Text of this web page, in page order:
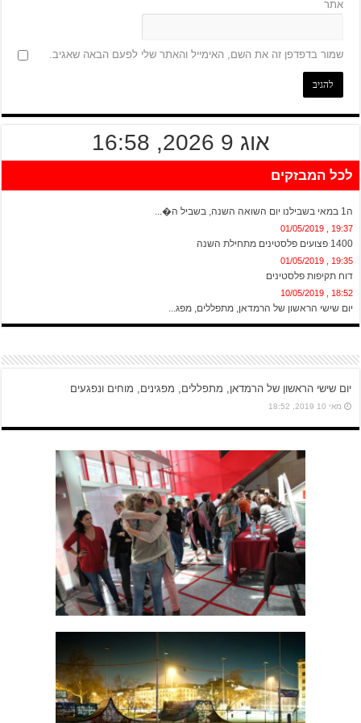
אתר
שמור בדפדפן זה את השם, האימייל והאתר שלי לפעם הבאה שאגיב.
אוג 9 2026, 16:58
לכל המבזקים
ה1 במאי בשבילנו יום השואה השנה, בשביל ה�...
19:37 , 01/05/2019
1400 פצועים פלסטינים מתחילת השנה
19:35 , 01/05/2019
דוח תקיפות פלסטינים
18:52 , 10/05/2019
יום שישי הראשון של הרמדאן, מתפללים, מפג...
יום שישי הראשון של הרמדאן, מתפללים, מפגינים, מוחים ונפגעים
מאי 10 2019, 18:52